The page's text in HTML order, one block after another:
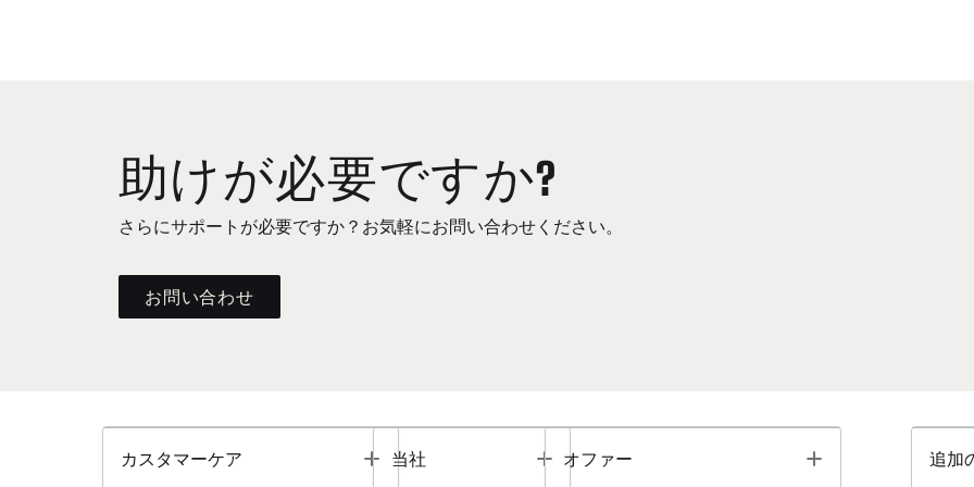
助けが必要ですか?
さらにサポートが必要ですか？お気軽にお問い合わせください。
お問い合わせ
カスタマーケア Toggle
当社 Toggle
オファー Toggle 追加